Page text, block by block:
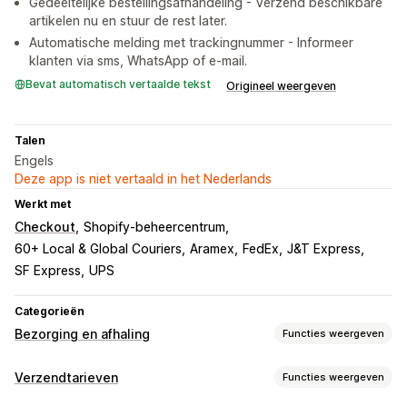
artikelen nu en stuur de rest later.
Automatische melding met trackingnummer - Informeer
klanten via sms, WhatsApp of e-mail.
Bevat automatisch vertaalde tekst Origineel weergeven
Talen
Engels
Deze app is niet vertaald in het Nederlands
Werkt met
Checkout Shopify-beheercentrum
60+ Local & Global Couriers Aramex FedEx J&T Express
SF Express UPS
Categorieën
Bezorging en afhaling Functies weergeven
Bezorgopties
Verzendtarieven Functies weergeven